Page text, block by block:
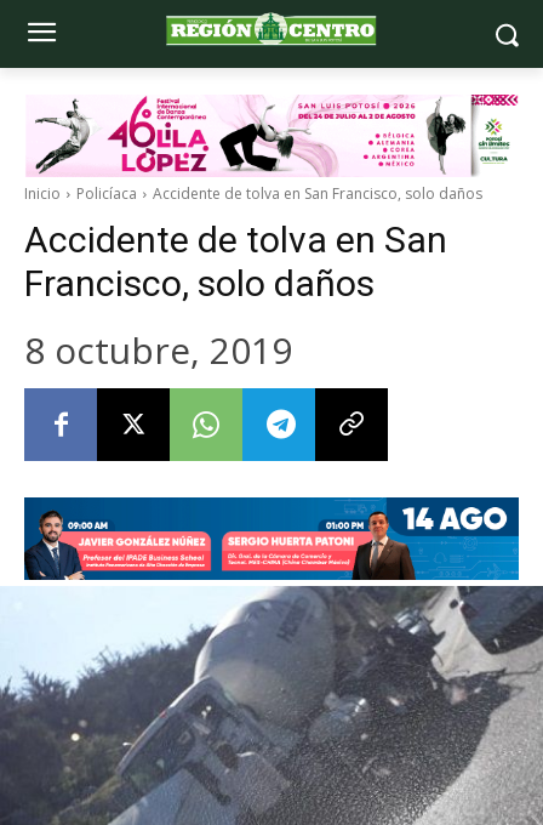
Inicio Policíaca Accidente de tolva en San Francisco, solo daños
Accidente de tolva en San
Francisco, solo daños
8 octubre, 2019